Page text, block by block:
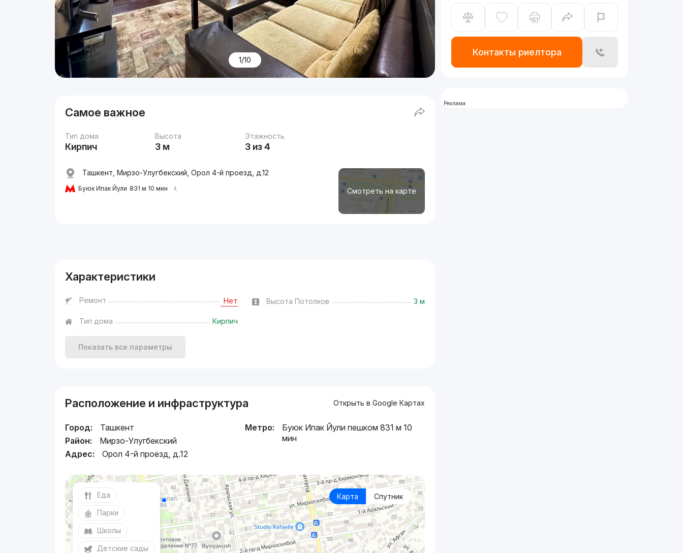
1/10
Самое важное
Тип дома
Кирпич
Высота
3 м
Этажность
3 из 4
Смотреть на карте
Ташкент, Мирзо-Улугбекский, Орол 4-й проезд, д.12
Буюк Ипак Йули 831 м 10 мин
Характеристики
Ремонт Нет Высота Потолков 3 м
Тип дома Кирпич
Показать все параметры
Расположение и инфраструктура Открыть в Google Картах
Город:
Ташкент
Район:
Мирзо-Улугбекский
Адрес:
Орол 4-й проезд, д.12
Метро:
Буюк Ипак Йули пешком 831 м 10
мин
Карта Спутник
Еда
Парки
Школы
Детские сады
Контакты риелтора
Реклама